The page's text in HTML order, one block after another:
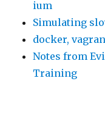
ium
Simulating
docker,
Notes from
Training